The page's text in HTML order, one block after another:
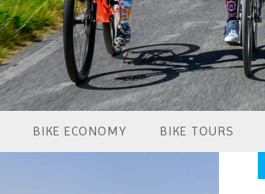
BIKE ECONOMY BIKE TOURS